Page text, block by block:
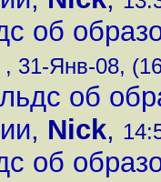
об
, 31-Янв-08,
об
, Nick,
об